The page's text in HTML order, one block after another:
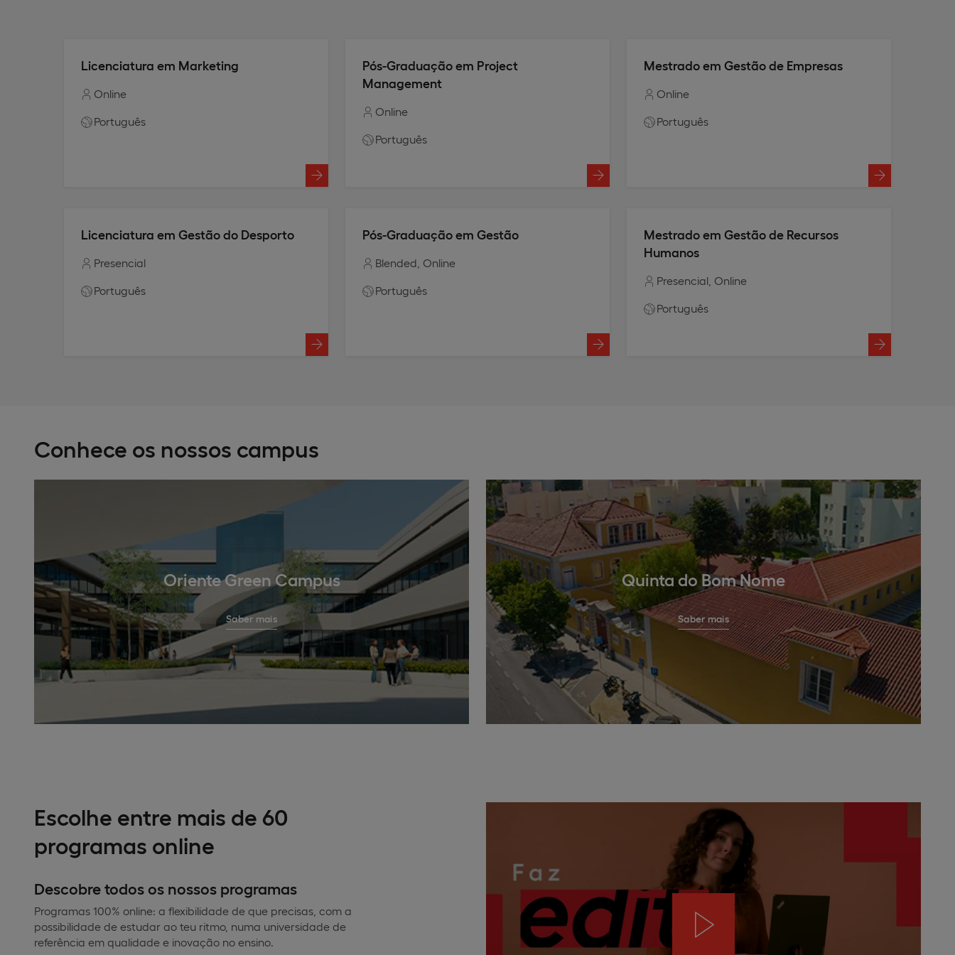
Licenciatura em Marketing
Online
Português
Pós-Graduação em Project
Management
Online
Português
Mestrado em Gestão de Empresas
Online
Português
Licenciatura em Gestão do Desporto
Presencial
Português
Pós-Graduação em Gestão
Blended Online
Português
Mestrado em Gestão de Recursos
Humanos
Presencial Online
Português
Conhece os nossos campus
Oriente Green Campus
Saber mais
Quinta do Bom Nome
Saber mais
Escolhe entre mais de 60
programas online
Descobre todos os nossos programas
Programas 100% online: a flexibilidade de que precisas, com a
possibilidade de estudar ao teu ritmo, numa universidade de
referência em qualidade e inovação no ensino.